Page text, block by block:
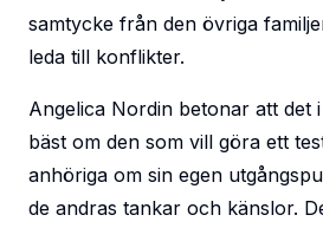
samtycke från den övriga
leda till konflikter.
Angelica Nordin betonar att det
bäst om den som vill göra ett
anhöriga om sin egen
de andras tankar och känslor.